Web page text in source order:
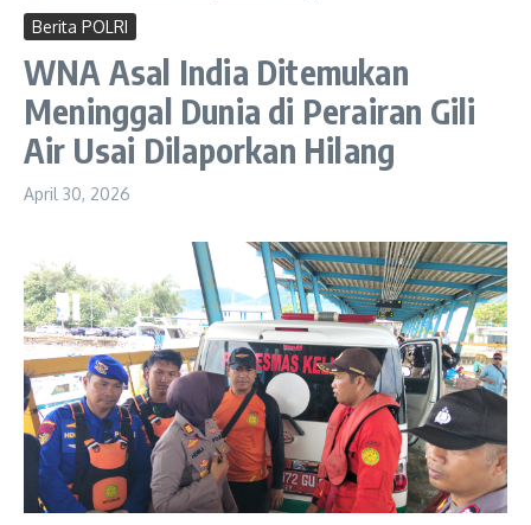
Berita POLRI
WNA Asal India Ditemukan
Meninggal Dunia di Perairan Gili
Air Usai Dilaporkan Hilang
April 30, 2026